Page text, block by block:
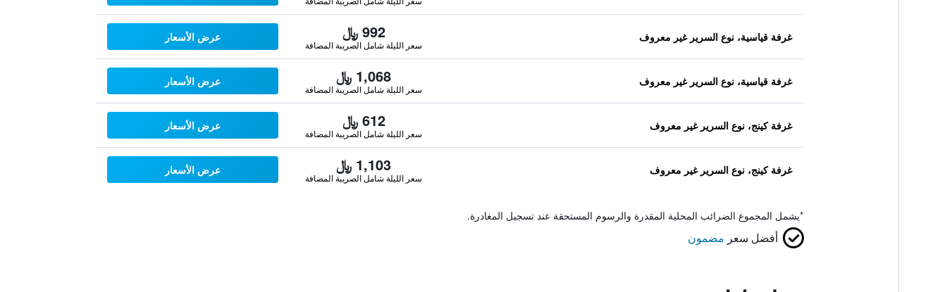
غرفة قياسية، نوع السرير غير معروف 992 ﷼
سعر الليلة شامل الصريبة المضافة
عرض الأسعار
غرفة قياسية، نوع السرير غير معروف 1,068 ﷼
سعر الليلة شامل الصريبة المضافة
عرض الأسعار
غرفة كينج، نوع السرير غير معروف 612 ﷼
سعر الليلة شامل الصريبة المضافة
عرض الأسعار
غرفة كينج، نوع السرير غير معروف 1,103 ﷼
سعر الليلة شامل الصريبة المضافة
عرض الأسعار
*يشمل المجموع الضرائب المحلية المقدرة والرسوم المستحقة عند تسجيل المغادرة.
أفضل سعر مضمون